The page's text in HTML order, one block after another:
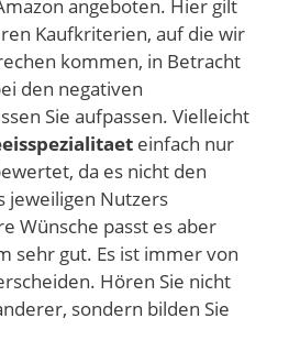
angeboten. Hier gilt
Kaufkriterien, auf die wir
kommen, in Betracht
den negativen
Sie aufpassen. Vielleicht
einfach nur
da es nicht den
jeweiligen Nutzers
Wünsche passt es aber
sehr gut. Es ist immer von
Hören Sie nicht
sondern bilden Sie